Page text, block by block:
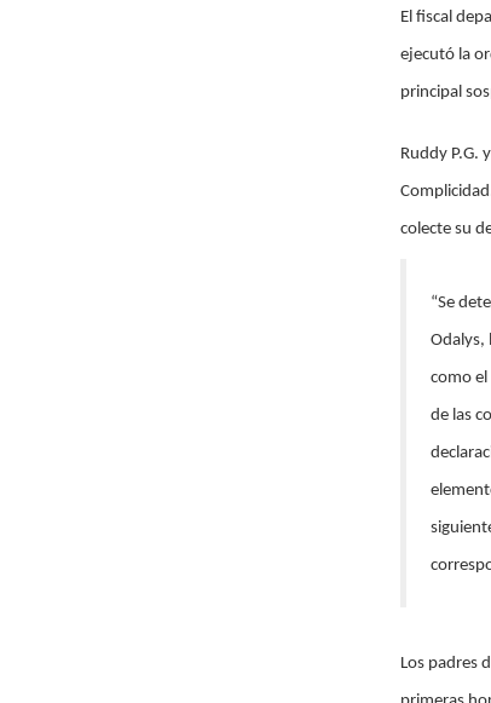
El fiscal
ejecutó la
principal
Ruddy P.G.
colecte su
“Se
Odalys,
como
de las
Los padres